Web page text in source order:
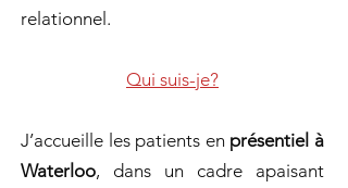
relationnel.
Qui suis-je?
J’accueille les patients en présentiel à
Waterloo, dans un cadre apaisant